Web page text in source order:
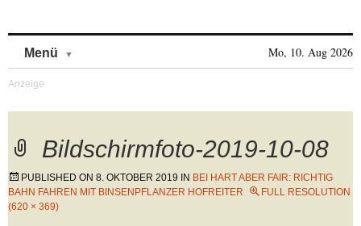
Menü Mo, 10. Aug 2026
Bildschirmfoto-2019-10-08
PUBLISHED ON 8. OKTOBER 2019 IN BEI HART ABER FAIR: RICHTIG
BAHN FAHREN MIT BINSENPFLANZER HOFREITER
FULL RESOLUTION
(620 × 369)